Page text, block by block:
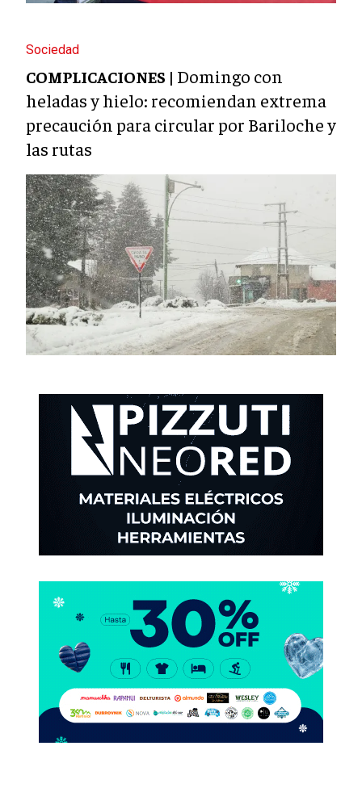
Sociedad
COMPLICACIONES | Domingo con
heladas y hielo: recomiendan extrema
precaución para circular por Bariloche y
las rutas